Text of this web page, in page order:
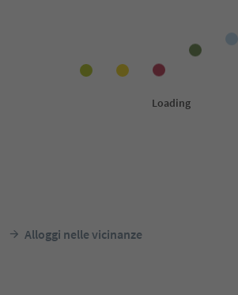
Alloggi nelle vicinanze